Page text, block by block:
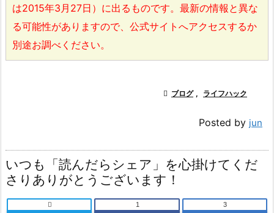
は2015年3月27日）に出るものです。最新の情報と異な
る可能性がありますので、公式サイトへアクセスするか
別途お調べください。
 ブログ , ライフハック
Posted by jun
いつも「読んだらシェア」を心掛けてくだ
さりありがとうございます！
 1 3